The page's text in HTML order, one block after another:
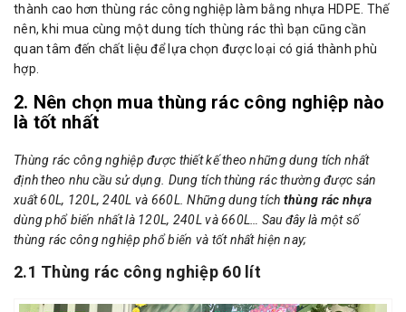
thành cao hơn thùng rác công nghiệp làm bằng nhựa HDPE. Thế
nên, khi mua cùng một dung tích thùng rác thì bạn cũng cần
quan tâm đến chất liệu để lựa chọn được loại có giá thành phù
hợp.
2. Nên chọn mua thùng rác công nghiệp nào
là tốt nhất
Thùng rác công nghiệp được thiết kế theo những dung tích nhất
định theo nhu cầu sử dụng. Dung tích thùng rác thường được sản
xuất 60L, 120L, 240L và 660L. Những dung tích thùng rác nhựa
dùng phổ biến nhất là 120L, 240L và 660L… Sau đây là một số
thùng rác công nghiệp phổ biến và tốt nhất hiện nay;
2.1 Thùng rác công nghiệp 60 lít